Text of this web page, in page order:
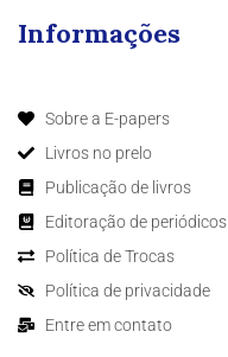
Informações
Sobre a E-papers
Livros no prelo
Publicação de livros
Editoração de periódicos
Política de Trocas
Política de privacidade
Entre em contato